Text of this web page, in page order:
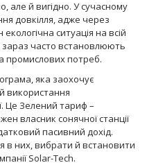
але й вигідно. У сучасному
довкілля, адже через
ситуація на всій
зараз часто встановлюють
промислових потреб.
яка заохочує
використання
Це Зелений тариф –
власник сонячної станції
пасивний дохід.
в них, вибрати й встановити
Solar-Tech.